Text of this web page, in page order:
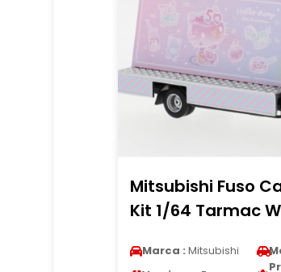
Mitsubishi Fuso
Kit 1/64 Tarmac
Marca : Mitsubishi